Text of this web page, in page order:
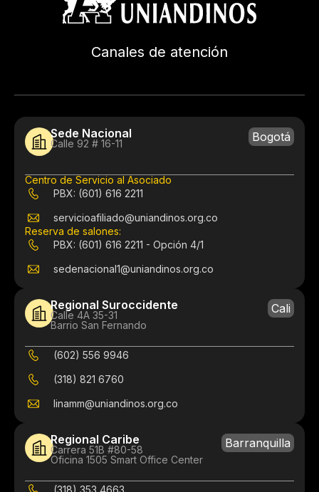
Canales de atención
Sede Nacional
Calle 92 # 16-11 Bogotá
Centro de Servicio al Asociado
PBX: (601) 616 2211
servicioafiliado@uniandinos.org.co
Reserva de salones:
PBX: (601) 616 2211 - Opción 4/1
sedenacional1@uniandinos.org.co
Regional Suroccidente
Calle 4A 35-31
Barrio San Fernando
Cali
(602) 556 9946
(318) 821 6760
linamm@uniandinos.org.co
Regional Caribe
Carrera 51B #80-58
Oficina 1505 Smart Office Center
Barranquilla